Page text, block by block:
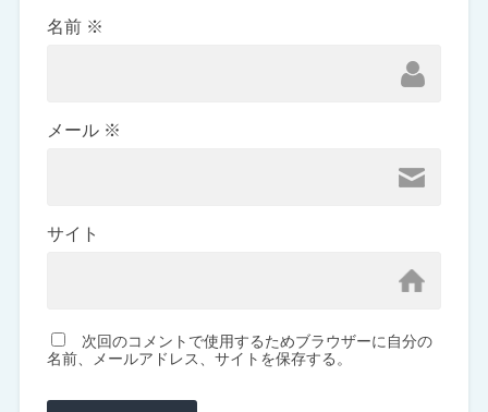
名前 ※
メール ※
サイト
次回のコメントで使用するためブラウザーに自分の
名前、メールアドレス、サイトを保存する。